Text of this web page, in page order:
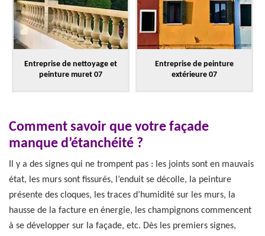
Entreprise de nettoyage et
peinture muret 07
Entreprise de peinture
extérieure 07
Comment savoir que votre façade
manque d’étanchéité ?
Il y a des signes qui ne trompent pas : les joints sont en mauvais
état, les murs sont fissurés, l’enduit se décolle, la peinture
présente des cloques, les traces d’humidité sur les murs, la
hausse de la facture en énergie, les champignons commencent
à se développer sur la façade, etc. Dès les premiers signes,